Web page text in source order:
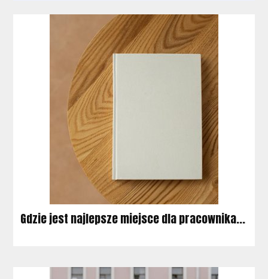
Gdzie jest najlepsze miejsce dla pracownika...